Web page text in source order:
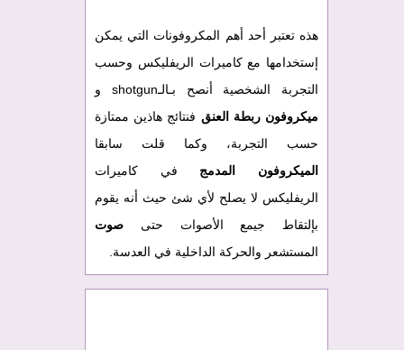
هذه تعتبر أحد أهم المكروفونات التي يمكن
إستخدامها مع كاميرات الريفليكس وحسب
التجربة الشخصية أنصح بـالـshotgun و
ميكروفون ربطة العنق فنتائج هاذين ممتازة
حسب التجربة، وكما قلت سابقا
الميكروفون المدمج في كاميرات
الريفليكس لا يصلح لأي شئ حيث أنه يقوم
بإلتقاط جيمع الأصوات حتى صوت
المستشعر والحركة الداخلية في العدسة.